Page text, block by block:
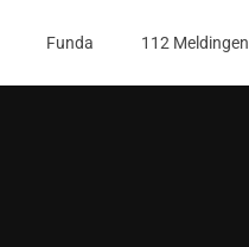
Funda 112 Meldingen